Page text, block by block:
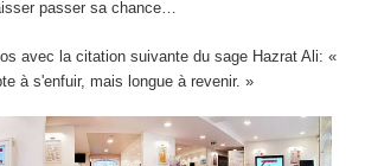
passer sa chance…
avec la citation suivante du sage Hazrat Ali: «
à s'enfuir, mais longue à revenir. »